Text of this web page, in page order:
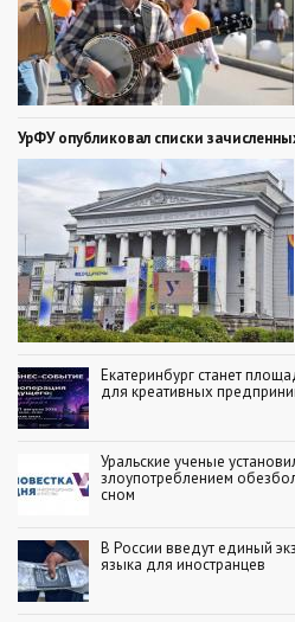
УрФУ опубликовал списки
Екатеринбург станет
для креативных
Уральские ученые
злоупотреблением
сном
В России введут единый
языка для иностранцев